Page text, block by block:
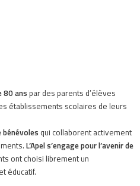
80 ans par des parents d’élèves
établissements scolaires de leurs
bénévoles qui collaborent activement
L’Apel s’engage pour l’avenir de
ont choisi librement un
éducatif.